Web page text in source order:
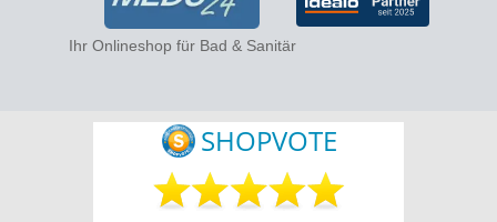
Ihr Onlineshop für Bad & Sanitär